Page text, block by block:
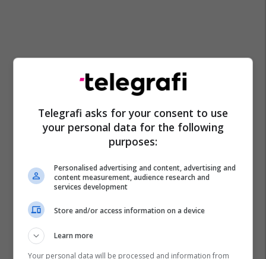
Telegrafi asks for your consent to use
your personal data for the following
purposes:
Personalised advertising and content, advertising and
content measurement, audience research and
services development
Store and/or access information on a device
Learn more
Your personal data will be processed and information from